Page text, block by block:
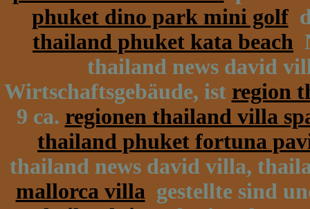
phuket dino park mini golf
thailand phuket kata beach
thailand news david
Wirtschaftsgebäude, ist region
9 ca. regionen thailand villa
thailand phuket fortuna
thailand news david villa,
mallorca villagestellte sind